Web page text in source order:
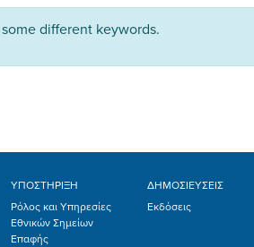
different keywords.
ΥΠΟΣΤΗΡΙΞΗ
Ρόλος και Υπηρεσίες
Εθνικών Σημείων
Επαφής
ΔΗΜΟΣΙΕΥΣΕΙΣ
Εκδόσεις